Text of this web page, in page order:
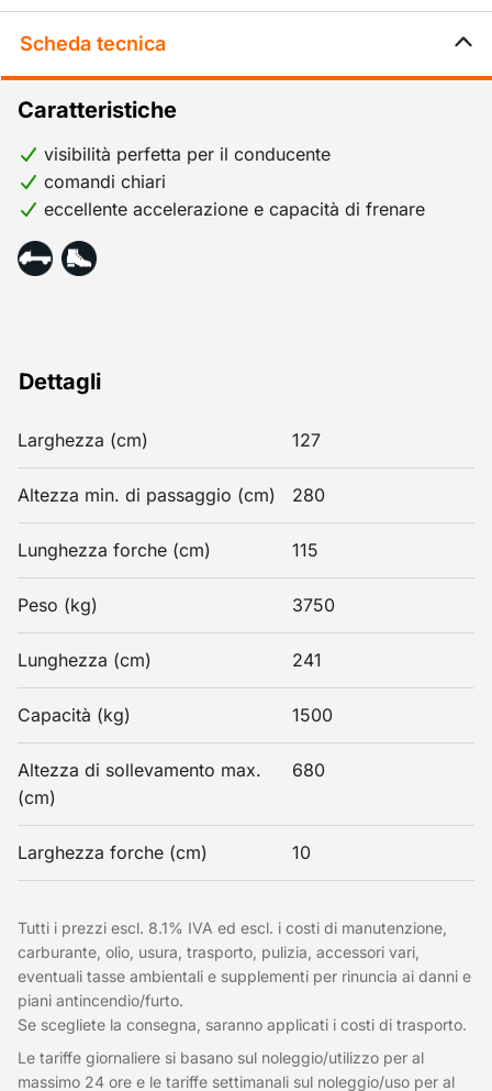
Scheda tecnica
Dettagli
Larghezza (cm) 127
Altezza min. di passaggio (cm) 280
Lunghezza forche (cm) 115
Peso (kg) 3750
Lunghezza (cm) 241
Capacità (kg) 1500
Altezza di sollevamento max.
(cm)
680
Larghezza forche (cm) 10
Caratteristiche
visibilità perfetta per il conducente
comandi chiari
eccellente accelerazione e capacità di frenare
Tutti i prezzi escl. 8.1% IVA ed escl. i costi di manutenzione,
carburante, olio, usura, trasporto, pulizia, accessori vari,
eventuali tasse ambientali e supplementi per rinuncia ai danni e
piani antincendio/furto.
Se scegliete la consegna, saranno applicati i costi di trasporto.
Le tariffe giornaliere si basano sul noleggio/utilizzo per al
massimo 24 ore e le tariffe settimanali sul noleggio/uso per al